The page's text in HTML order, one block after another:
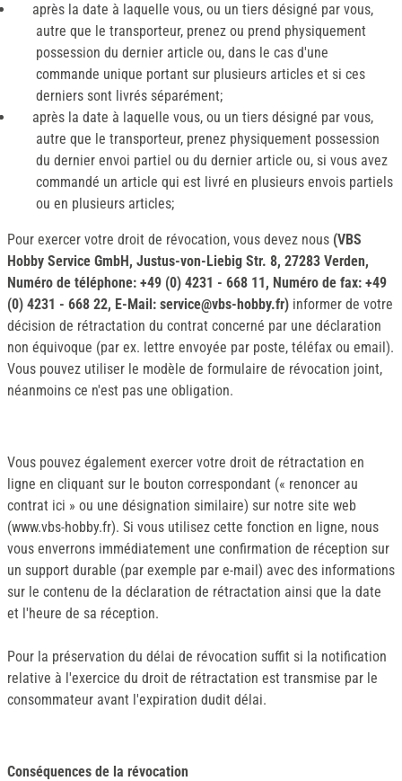
après la date à laquelle vous, ou un tiers désigné par vous,
autre que le transporteur, prenez ou prend physiquement
possession du dernier article ou, dans le cas d'une
commande unique portant sur plusieurs articles et si ces
derniers sont livrés séparément;
après la date à laquelle vous, ou un tiers désigné par vous,
autre que le transporteur, prenez physiquement possession
du dernier envoi partiel ou du dernier article ou, si vous avez
commandé un article qui est livré en plusieurs envois partiels
ou en plusieurs articles;
Pour exercer votre droit de révocation, vous devez nous (VBS
Hobby Service GmbH, Justus-von-Liebig Str. 8, 27283 Verden,
Numéro de téléphone: +49 (0) 4231 - 668 11, Numéro de fax: +49
(0) 4231 - 668 22, E-Mail: service@vbs-hobby.fr) informer de votre
décision de rétractation du contrat concerné par une déclaration
non équivoque (par ex. lettre envoyée par poste, téléfax ou email).
Vous pouvez utiliser le modèle de formulaire de révocation joint,
néanmoins ce n'est pas une obligation.
Vous pouvez également exercer votre droit de rétractation en
ligne en cliquant sur le bouton correspondant (« renoncer au
contrat ici » ou une désignation similaire) sur notre site web
(www.vbs-hobby.fr). Si vous utilisez cette fonction en ligne, nous
vous enverrons immédiatement une confirmation de réception sur
un support durable (par exemple par e-mail) avec des informations
sur le contenu de la déclaration de rétractation ainsi que la date
et l'heure de sa réception.
Pour la préservation du délai de révocation suffit si la notification
relative à l'exercice du droit de rétractation est transmise par le
consommateur avant l'expiration dudit délai.
Conséquences de la révocation